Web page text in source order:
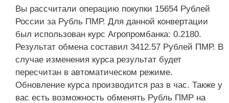
Вы рассчитали операцию покупки 15654 Рублей
России за Рубль ПМР. Для данной конвертации
был использован курс Агропромбанка: 0.2180.
Результат обмена составил 3412.57 Рублей ПМР. В
случае изменения курса результат будет
пересчитан в автоматическом режиме.
Обновление курса производится раз в час. Также у
вас есть возможность обменять Рубль ПМР на